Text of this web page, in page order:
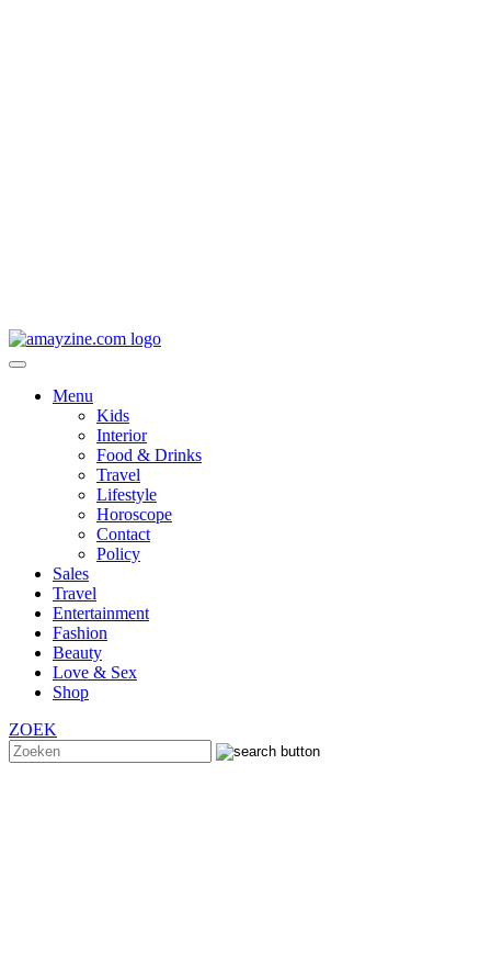
Menu
Kids
Interior
Food & Drinks
Travel
Lifestyle
Horoscope
Contact
Policy
Sales
Travel
Entertainment
Fashion
Beauty
Love & Sex
Shop
ZOEK